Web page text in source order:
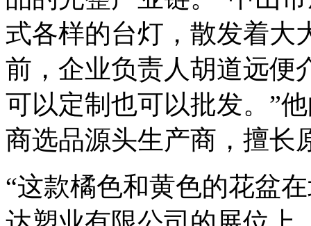
式各样的台灯，散发着大
前，企业负责人胡道远便
可以定制也可以批发。”
商选品源头生产商，擅长
“这款橘色和黄色的花盆